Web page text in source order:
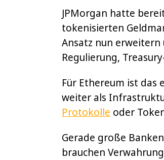
JPMorgan hatte
tokenisierten
Ansatz nun
Regulierung,
Für Ethereum ist das
weiter als
Protokolle oder
Gerade große
brauchen